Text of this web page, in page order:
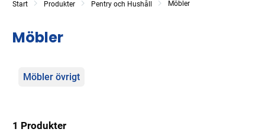
Start Produkter Pentry och Hushåll Möbler
Möbler
Kategorier
Möbler övrigt
1 Produkter